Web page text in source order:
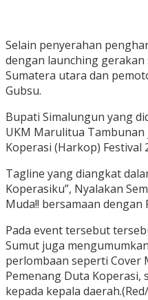
Selain penyerahan
dengan launching
Sumatera utara dan
Gubsu.
Bupati Simalungun yang
UKM Marulitua
Koperasi (Harkop) Festival
Tagline yang diangkat
Koperasiku”, Nyalakan
Muda!! bersamaan dengan
Pada event tersebut
Sumut juga
perlombaan seperti Cover
Pemenang Duta Koperasi,
kepada kepala